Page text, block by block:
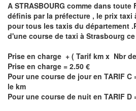
A STRASBOURG comme dans
définis par la préfecture , le prix taxi
pour tous les taxis du département
d'une course de taxi à Strasbourg
Prise en charge + ( Tarif km x Nbr
Prise en charge = 2.50 €
Pour une course de jour en TARIF C
le km
Pour une course de nuit en TARIF D